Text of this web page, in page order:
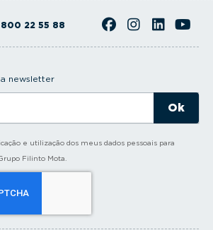
800 22 55 88
newsletter
e utilização dos meus dados pessoais para
Filinto Mota.